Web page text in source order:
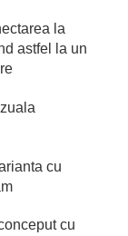
la
astfel la un
cu
cu